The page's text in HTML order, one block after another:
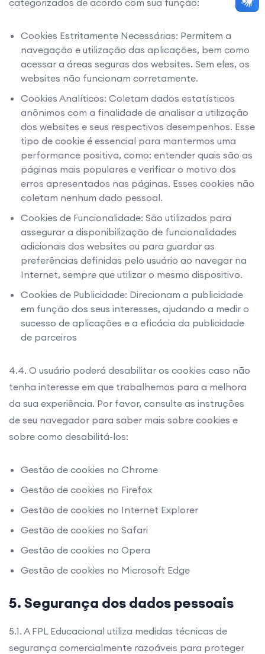
categorizados de acordo com sua função:
Cookies Estritamente Necessárias: Permitem a
navegação e utilização das aplicações, bem como
acessar a áreas seguras dos websites. Sem eles, os
websites não funcionam corretamente.
Cookies Analíticos: Coletam dados estatísticos
anônimos com a finalidade de analisar a utilização
dos websites e seus respectivos desempenhos. Esse
tipo de cookie é essencial para mantermos uma
performance positiva, como: entender quais são as
páginas mais populares e verificar o motivo dos
erros apresentados nas páginas. Esses cookies não
coletam nenhum dado pessoal.
Cookies de Funcionalidade: São utilizados para
assegurar a disponibilização de funcionalidades
adicionais dos websites ou para guardar as
preferências definidas pelo usuário ao navegar na
Internet, sempre que utilizar o mesmo dispositivo.
Cookies de Publicidade: Direcionam a publicidade
em função dos seus interesses, ajudando a medir o
sucesso de aplicações e a eficácia da publicidade
de parceiros
4.4. O usuário poderá desabilitar os cookies caso não
tenha interesse em que trabalhemos para a melhora
da sua experiência. Por favor, consulte as instruções
de seu navegador para saber mais sobre cookies e
sobre como desabilitá-los:
Gestão de cookies no Chrome
Gestão de cookies no Firefox
Gestão de cookies no Internet Explorer
Gestão de cookies no Safari
Gestão de cookies no Opera
Gestão de cookies no Microsoft Edge
5. Segurança dos dados pessoais
5.1. A FPL Educacional utiliza medidas técnicas de
segurança comercialmente razoáveis para proteger